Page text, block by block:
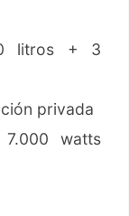
litros + 3
privada
watts